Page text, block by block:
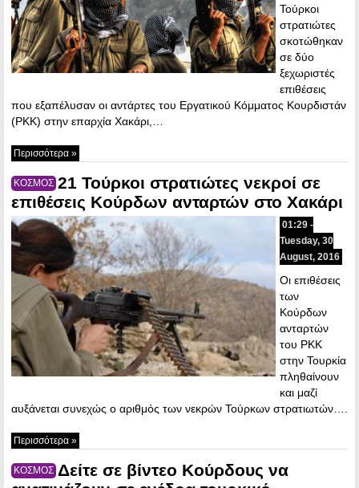
Τούρκοι
στρατιώτες
σκοτώθηκαν
σε δύο
ξεχωριστές
επιθέσεις
που εξαπέλυσαν οι αντάρτες του Εργατικού Κόμματος Κουρδιστάν
(PKK) στην επαρχία Χακάρι,…
Περισσότερα »
ΚΟΣΜΟΣ 21 Τούρκοι στρατιώτες νεκροί σε
επιθέσεις Κούρδων ανταρτών στο Χακάρι
01:29 -
Tuesday, 30
August, 2016
Οι επιθέσεις
των
Κούρδων
ανταρτών
του PKK
στην Τουρκία
πληθαίνουν
και μαζί
αυξάνεται συνεχώς ο αριθμός των νεκρών Τούρκων στρατιωτών….
Περισσότερα »
ΚΟΣΜΟΣ Δείτε σε βίντεο Κούρδους να